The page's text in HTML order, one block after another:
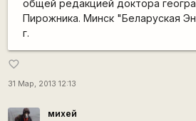
общей редакцией доктора
Пирожника. Минск "Беларуская
г.
favorite_border
31 Мар, 2013 12:13
михей